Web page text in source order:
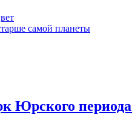
самой планеты
Юрского